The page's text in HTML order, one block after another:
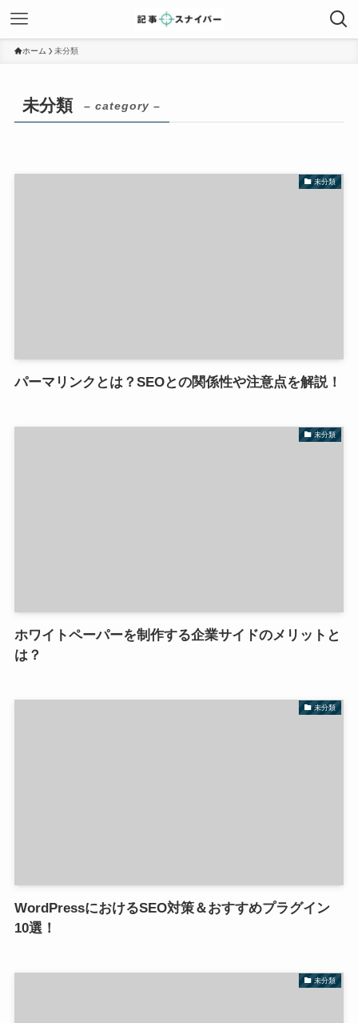
ホーム 未分類
未分類 – category –
未分類
パーマリンクとは？SEOとの関係性や注意点を解説！
未分類
ホワイトペーパーを制作する企業サイドのメリットと
は？
未分類
WordPressにおけるSEO対策＆おすすめプラグイン
10選！
未分類